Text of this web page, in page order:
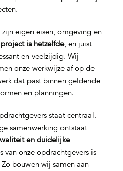
eigen eisen, omgeving en
is hetzelfde, en juist
en veelzijdig. Wij
onze werkwijze af op de
dat past binnen geldende
en planningen.
staat centraal.
samenwerking ontstaat
en duidelijke
van onze opdrachtgevers is
bouwen wij samen aan